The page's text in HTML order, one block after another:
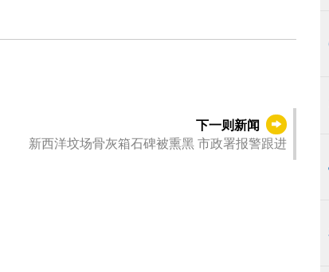
下一则新闻
新西洋坟场骨灰箱石碑被熏黑 市政署报警跟进